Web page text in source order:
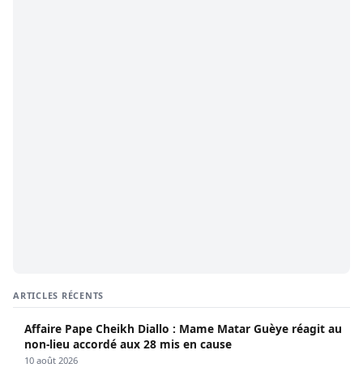
ARTICLES RÉCENTS
Affaire Pape Cheikh Diallo : Mame Matar Guèye réagit au
non-lieu accordé aux 28 mis en cause
10 août 2026